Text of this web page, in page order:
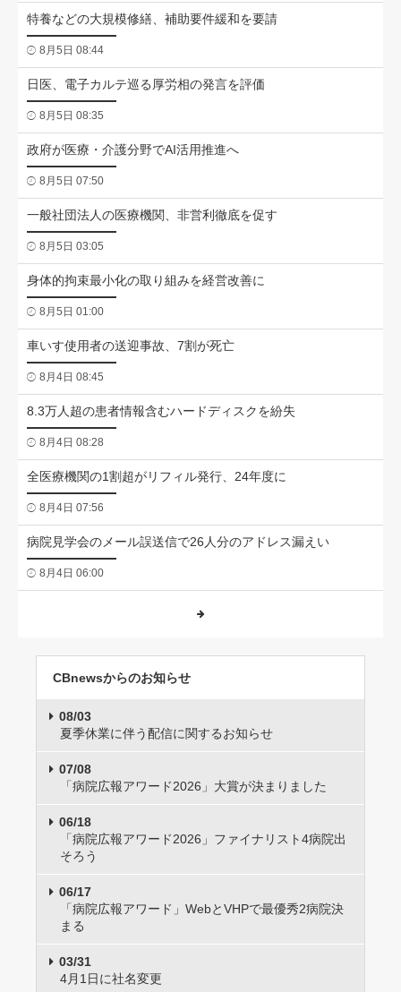
特養などの大規模修繕、補助要件緩和を要請
8月5日 08:44
日医、電子カルテ巡る厚労相の発言を評価
8月5日 08:35
政府が医療・介護分野でAI活用推進へ
8月5日 07:50
一般社団法人の医療機関、非営利徹底を促す
8月5日 03:05
身体的拘束最小化の取り組みを経営改善に
8月5日 01:00
車いす使用者の送迎事故、7割が死亡
8月4日 08:45
8.3万人超の患者情報含むハードディスクを紛失
8月4日 08:28
全医療機関の1割超がリフィル発行、24年度に
8月4日 07:56
病院見学会のメール誤送信で26人分のアドレス漏えい
8月4日 06:00
CBnewsからのお知らせ
08/03
夏季休業に伴う配信に関するお知らせ
07/08
「病院広報アワード2026」大賞が決まりました
06/18
「病院広報アワード2026」ファイナリスト4病院出
そろう
06/17
「病院広報アワード」WebとVHPで最優秀2病院決
まる
03/31
4月1日に社名変更